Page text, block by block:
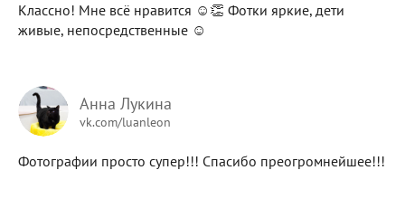
Классно! Мне всё нравится ☺️👏 Фотки яркие, дети
живые, непосредственные ☺️
Анна Лукина
vk.com/luanleon
Фотографии просто супер!!! Спасибо преогромнейшее!!!